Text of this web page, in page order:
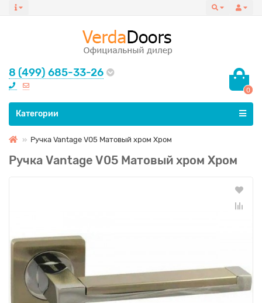
8 (499) 685-33-26
0
Все категории
Категории
Ручка Vantage V05 Матовый хром Хром
Ручка Vantage V05 Матовый хром Хром